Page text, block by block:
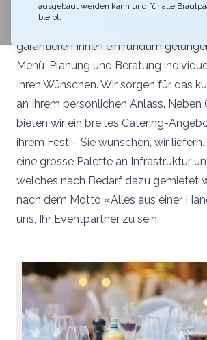
für unser Catering-Team: Einrichtung,
garantieren Ihnen ein rundum
Menü-Planung und Beratung
Ihren Wünschen. Wir sorgen für das
an Ihrem persönlichen Anlass. Neben
bieten wir ein breites Catering-
ihrem Fest – Sie wünschen, wir
eine grosse Palette an Infrastruktur
welches nach Bedarf dazu gemietet
nach dem Motto «Alles aus einer
uns, Ihr Eventpartner zu sein.
ausgebaut werden kann und für alle
bleibt.